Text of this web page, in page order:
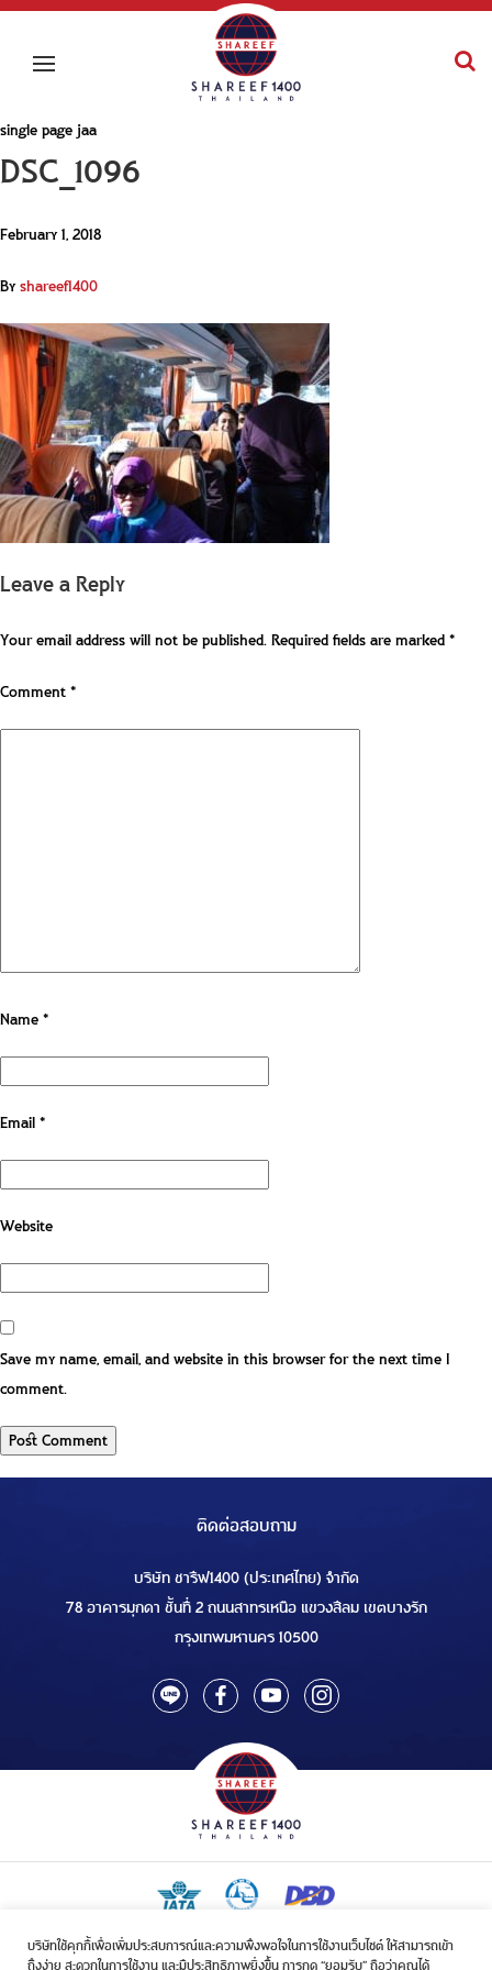
บริษัทใช้คุกกี้เพื่อเพิ่มประสบการณ์และความพึงพอใจในการใช้งานเว็บไซต์ ให้สามารถเข้า
ถึงง่าย สะดวกในการใช้งาน และมีประสิทธิภาพยิ่งขึ้น การกด “ยอมรับ” ถือว่าคุณได้
single page jaa
DSC_1096
February 1, 2018
Byshareef1400
Leave a Reply
Your email address will not be published.Required fields are marked*
Comment*
Name*
Email*
Website
Save my name, email, and website in this browser for the next time I
comment.
ติดต่อสอบถาม
บริษัท ชารีฟ1400 (ประเทศไทย) จำกัด
78 อาคารมุกดา ชั้นที่ 2 ถนนสาทรเหนือ แขวงสีลม เขตบางรัก
กรุงเทพมหานคร 10500
ใบอนุญาตเป็นผู้ประกอบกิจการรับจัดบริการขนส่งในกิจการฮัจย์เลขที่ 1/2568